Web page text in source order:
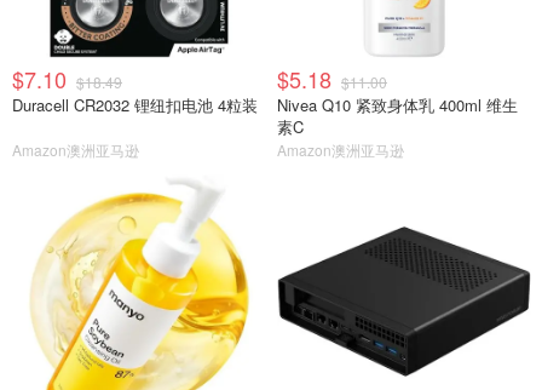
$7.10 $18.49
Duracell CR2032 锂纽扣电池 4粒装
Amazon澳洲亚马逊
$5.18 $11.00
Nivea Q10 紧致身体乳 400ml 维生
素C
Amazon澳洲亚马逊